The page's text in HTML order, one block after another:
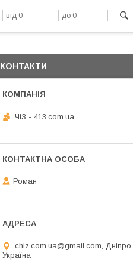
КОНТАКТИ
ЧiЗ - 413.com.ua
Роман
chiz.com.ua@gmail.com, Дніпро,
Україна